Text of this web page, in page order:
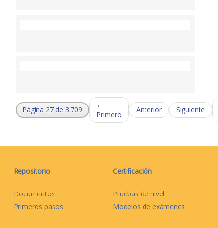
Página 27 de 3.709
←
Primero
Anterior Siguiente
Repositorio
Documentos
Primeros pasos
Certificación
Pruebas de nivel
Modelos de exámenes